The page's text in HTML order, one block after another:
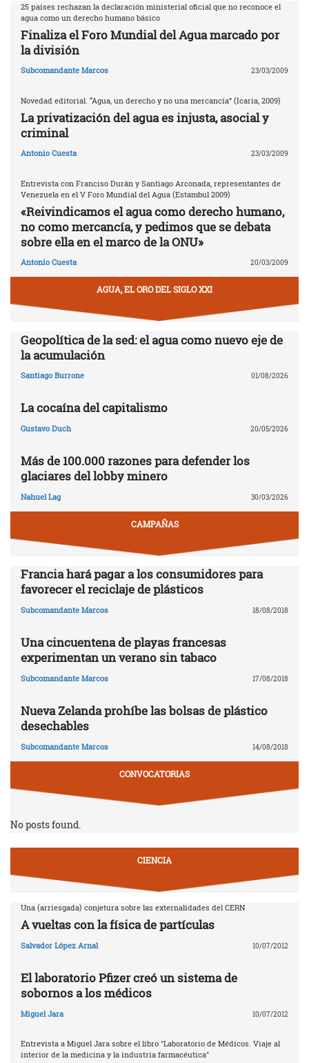
25 países rechazan la declaración ministerial oficial que no reconoce el
agua como un derecho humano básico
Finaliza el Foro Mundial del Agua marcado por
la división
Subcomandante Marcos 23/03/2009
Novedad editorial. “Agua, un derecho y no una mercancía” (Icaria, 2009)
La privatización del agua es injusta, asocial y
criminal
Antonio Cuesta 23/03/2009
Entrevista con Franciso Durán y Santiago Arconada, representantes de
Venezuela en el V Foro Mundial del Agua (Estambul 2009)
«Reivindicamos el agua como derecho humano,
no como mercancía, y pedimos que se debata
sobre ella en el marco de la ONU»
Antonio Cuesta 20/03/2009
AGUA, EL ORO DEL SIGLO XXI
Geopolítica de la sed: el agua como nuevo eje de
la acumulación
Santiago Burrone 01/08/2026
La cocaína del capitalismo
Gustavo Duch 20/05/2026
Más de 100.000 razones para defender los
glaciares del lobby minero
Nahuel Lag 30/03/2026
CAMPAÑAS
Francia hará pagar a los consumidores para
favorecer el reciclaje de plásticos
Subcomandante Marcos 18/08/2018
Una cincuentena de playas francesas
experimentan un verano sin tabaco
Subcomandante Marcos 17/08/2018
Nueva Zelanda prohíbe las bolsas de plástico
desechables
Subcomandante Marcos 14/08/2018
CONVOCATORIAS
No posts found.
CIENCIA
Una (arriesgada) conjetura sobre las externalidades del CERN
A vueltas con la física de partículas
Salvador López Arnal 10/07/2012
El laboratorio Pfizer creó un sistema de
sobornos a los médicos
Miguel Jara 10/07/2012
Entrevista a Miguel Jara sobre el libro "Laboratorio de Médicos. Viaje al
interior de la medicina y la industria farmacéutica"